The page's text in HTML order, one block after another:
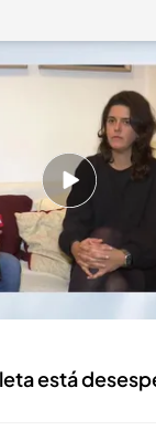
lleva desde
entrenar una
está